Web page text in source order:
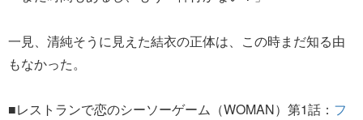
一見、清純そうに見えた結衣の正体は、この時まだ知る由
もなかった。
■レストランで恋のシーソーゲーム（WOMAN）第1話： フ